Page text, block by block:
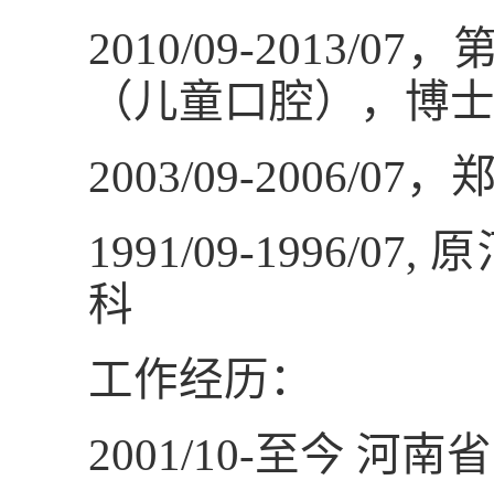
2010/09-2013/07 ，
（儿童口腔），博士
2003/09-2006/07，
1991/09-1996/07, 原
科
工作经历：
2001/10-至今 河南